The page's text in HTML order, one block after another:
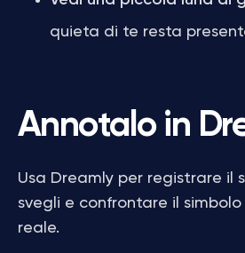
quieta di te resta
Annotalo in
Usa Dreamly per registrare il
svegli e confrontare il
reale.